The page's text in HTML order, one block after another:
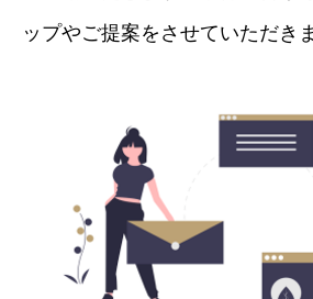
ップやご提案をさせていただきま